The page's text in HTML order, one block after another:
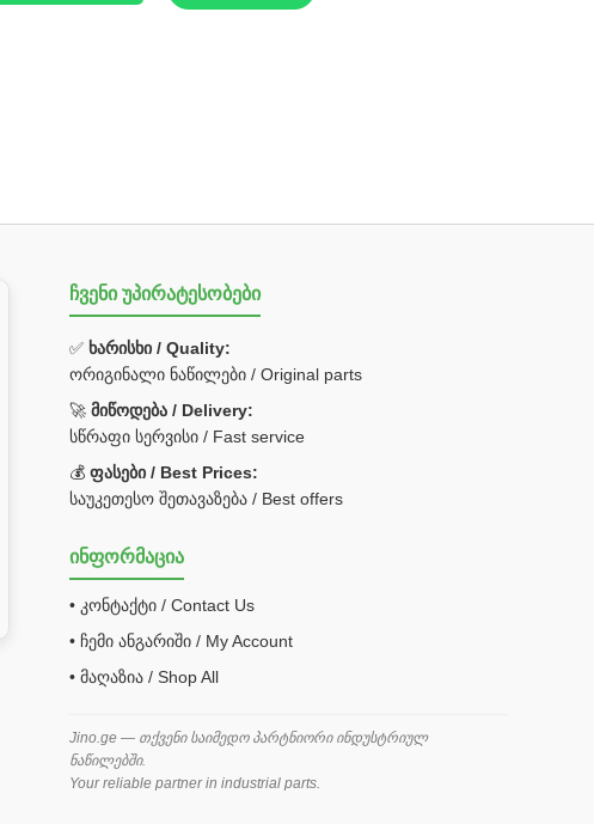
ჩვენი უპირატესობები
✅ ხარისხი / Quality:
ორიგინალი ნაწილები / Original parts
🚀მიწოდება / Delivery:
სწრაფი სერვისი / Fast service
💰ფასები / Best Prices:
საუკეთესო შეთავაზება / Best offers
ინფორმაცია
• კონტაქტი / Contact Us
• ჩემი ანგარიში / My Account
• მაღაზია / Shop All
Jino.ge — თქვენი საიმედო პარტნიორი ინდუსტრიულ
ნაწილებში.
Your reliable partner in industrial parts.